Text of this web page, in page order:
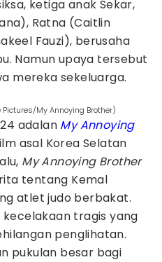
ketiga anak Sekar,
Ratna (Caitlin
Fauzi), berusaha
Namun upaya tersebut
mereka sekeluarga.
My Annoying Brother)
adalan My Annoying
asal Korea Selatan
My Annoying Brother
tentang Kemal
atlet judo berbakat.
kecelakaan tragis yang
penglihatan.
pukulan besar bagi